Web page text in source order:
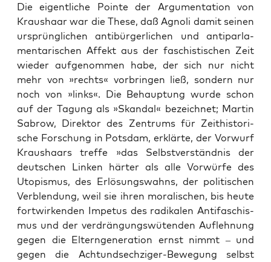
Die eigent­li­che Poin­te der Argu­men­ta­ti­on von
Kraus­haar war die The­se, daß Agno­li damit sei­nen
ursprüng­li­chen anti­bür­ger­li­chen und anti­par­la­
men­ta­ri­schen Affekt aus der faschis­ti­schen Zeit
wie­der auf­ge­nom­men habe, der sich nur nicht
mehr von »rechts« vor­brin­gen ließ, son­dern nur
noch von »links«. Die Behaup­tung wur­de schon
auf der Tagung als »Skan­dal« bezeich­net; Mar­tin
Sab­row, Direk­tor des Zen­trums für Zeit­his­to­ri­
sche For­schung in Pots­dam, erklär­te, der Vor­wurf
Kraus­haars tref­fe »das Selbst­ver­ständ­nis der
deut­schen Lin­ken här­ter als alle Vor­wür­fe des
Uto­pis­mus, des Erlö­sungs­wahns, der poli­ti­schen
Ver­blen­dung, weil sie ihren mora­li­schen, bis heu­te
fort­wir­ken­den Impe­tus des radi­ka­len Anti­fa­schis­
mus und der ver­drän­gungs­wü­ten­den Auf­leh­nung
gegen die Eltern­ge­nera­ti­on ernst nimmt – und
gegen die Acht­und­sech­zi­ger-Bewe­gung selbst